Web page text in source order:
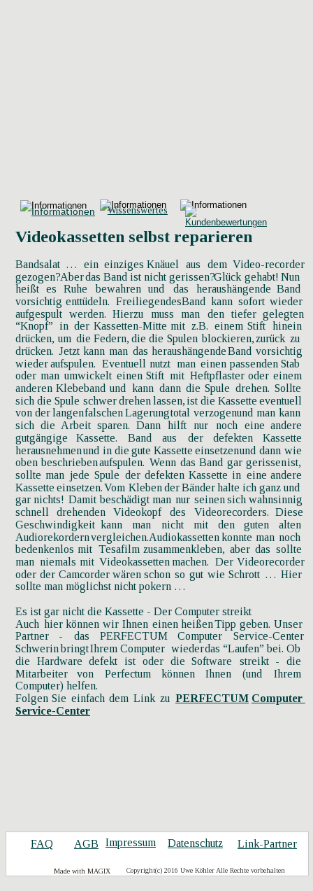
Copyright(c) 2016 Uwe Köhler Alle Rechte vorbehalten
Made with MAGIX
FAQ Impressum
AGB Datenschutz
Videokassetten selbst reparieren
Bandsalat … ein einziges Knäuel aus dem Video-recorder
gezogen? Aberdas Band ist nicht gerissen?Glück gehabt! Nun
heißt es Ruhe bewahren und das heraushängende Band
vorsichtig enttüdeln. FreiliegendesBand kann sofort wieder
aufgespult
werden. Hierzu muss man den tiefer gelegten
“Knopf”
in der Kassetten-Mitte mit z.B. einem Stift hinein
drücken, um die Federn, die die Spulen blockieren, zurück zu
drücken. Jetzt kann man das heraushängendeBand vorsichtig
wieder aufspulen. Eventuell nutzt man einen passenden Stab
oder man umwickelt einen Stift mit Heftpflaster oder einem
anderen Klebeband und kann dann die Spule drehen. Sollte
sich die Spule schwerdrehenlassen, ist die Kassette eventuell
von derlangenfalschenLagerungtotal verzogenund man kann
sich die Arbeit sparen. Dann hilft nur noch eine andere
gutgängige
Kassette. Band aus der defekten
Kassette
herausnehmenund in die gute Kassette einsetzenund dann wie
oben beschriebenaufspulen. Wenn das Band gar gerissenist,
sollte man jede Spule der defekten Kassette in eine andere
Kassette einsetzen.Vom KlebenderBänderhalte ich ganz und
gar nichts! Damit beschädigt man nur seinensich wahnsinnig
schnell
drehenden Videokopf des Videorecorders. Diese
Geschwindigkeit kann man nicht mit den guten
alten
Audiorekordernvergleichen.Audiokassettenkonnte man noch
bedenkenlos mit Tesafilm zusammenkleben, aber das sollte
man niemals mit Videokassetten machen. Der Videorecorder
oder der Camcorder wären schon so gut wie Schrott … Hier
sollte man möglichst nicht pokern …
Es ist gar nicht die Kassette - Der Computer streikt
Auch hier können wir Ihnen einen heißenTipp geben. Unser
Partner
- das PERFECTUM Computer
Service-Center
SchwerinbringtIhrem Computer wiederdas “Laufen” bei. Ob
die
Hardware defekt ist oder die Software streikt -
die
Mitarbeiter
von Perfectum können Ihnen (und
Ihrem
Computer) helfen.
Folgen Sie einfach dem Link zu PERFECTUM Computer
Service-Center
Wissenswertes
Informationen
Link-Partner